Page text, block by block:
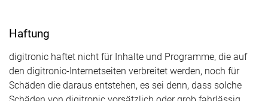
Haftung
digitronic haftet nicht für Inhalte und Programme, die auf
den digitronic-Internetseiten verbreitet werden, noch für
Schäden die daraus entstehen, es sei denn, dass solche